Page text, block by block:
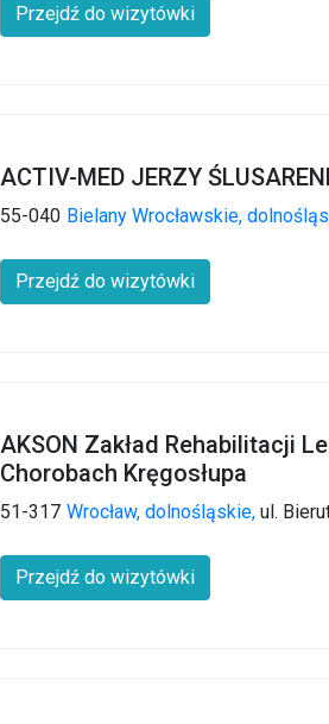
Przejdź do wizytówki
ACTIV-MED JERZY
55-040 Bielany Wrocławskie,
Przejdź do wizytówki
AKSON Zakład Rehabilitacji
Chorobach Kręgosłupa
51-317 Wrocław, dolnośląskie, ul.
Przejdź do wizytówki